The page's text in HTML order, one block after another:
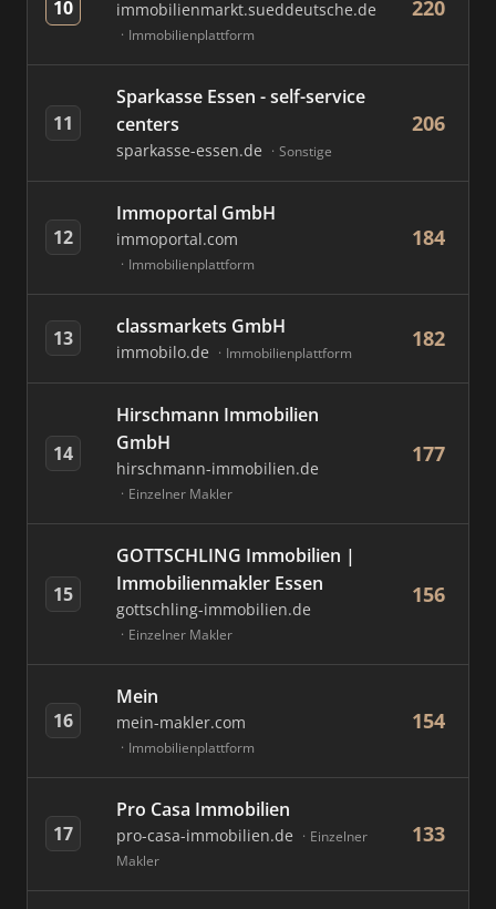
10 immobilienmarkt.sueddeutsche.de
Immobilienplattform
220
11
Sparkasse Essen - self-service
centers
sparkasse-essen.de Sonstige
206
12
Immoportal GmbH
immoportal.com
Immobilienplattform
184
13 classmarkets GmbH
immobilo.de Immobilienplattform
182
14
Hirschmann Immobilien
GmbH
hirschmann-immobilien.de
Einzelner Makler
177
15
GOTTSCHLING Immobilien |
Immobilienmakler Essen
gottschling-immobilien.de
Einzelner Makler
156
16
Mein
mein-makler.com
Immobilienplattform
154
17
Pro Casa Immobilien
pro-casa-immobilien.de
Einzelner
Makler
133